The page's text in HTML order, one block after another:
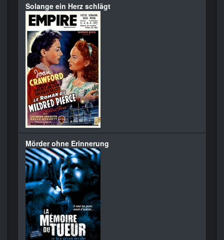
Solange ein Herz schlägt
Mörder ohne Erinnerung